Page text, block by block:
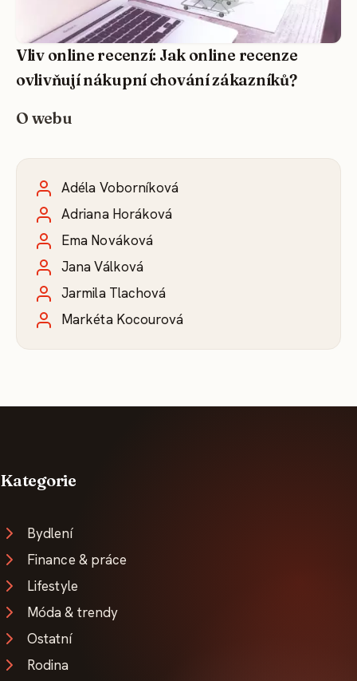
Vliv online recenzí: Jak online recenze
ovlivňují nákupní chování zákazníků?
O webu
Adéla Voborníková
Adriana Horáková
Ema Nováková
Jana Válková
Jarmila Tlachová
Markéta Kocourová
Kategorie
Bydlení
Finance & práce
Lifestyle
Móda & trendy
Ostatní
Rodina